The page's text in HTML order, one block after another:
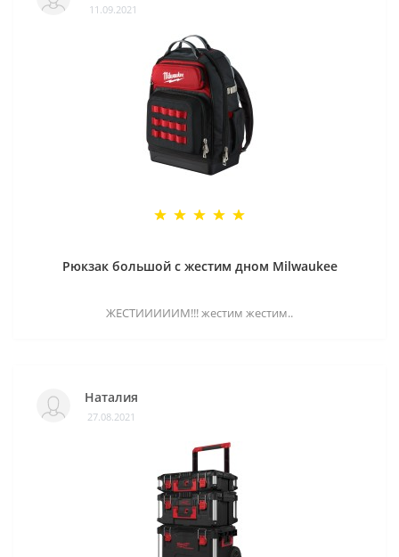
11.09.2021
Рюкзак большой с жестим дном Milwaukee
ЖЕСТИИИИИМ!!! жестим жестим..
Наталия
27.08.2021